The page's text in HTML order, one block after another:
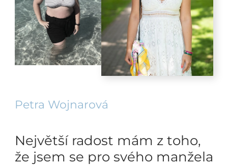
Petra Wojnarová
Největší radost mám z toho,
že jsem se pro svého manžela